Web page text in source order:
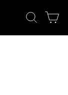
キーワ